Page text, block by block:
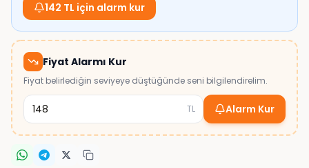
142 TL için alarm kur
Fiyat Alarmı Kur
Fiyat belirlediğin seviyeye düştüğünde seni bilgilendirelim.
TL Alarm Kur